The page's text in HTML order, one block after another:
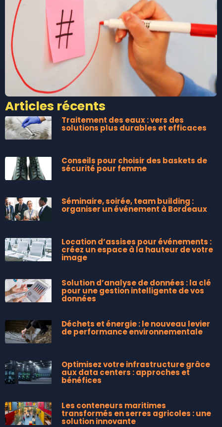
Articles récents
Traitement des eaux : vers des
solutions plus durables et efficaces
Conseils pour choisir des baskets de
sécurité pour femme
Séminaire, soirée, team building :
organiser un événement à Bordeaux
Location d’assises pour événements :
créez un espace à la hauteur de votre
image
Solution d’analyse de données : la clé
pour une gestion intelligente de vos
données
Déchets et énergie : le nouveau levier
de performance environnementale
Optimisez votre infrastructure grâce
aux data centers : approches et
bénéfices
Les conteneurs maritimes
transformés en serres agricoles : une
solution innovante